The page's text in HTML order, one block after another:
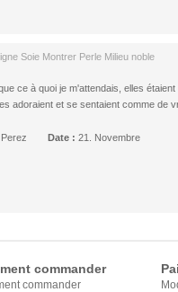
Soie Montrer Perle Milieu noble
ce à quoi je m'attendais, elles étaient
adoraient et se sentaient comme de
Date : 21. Novembre
commander
commander